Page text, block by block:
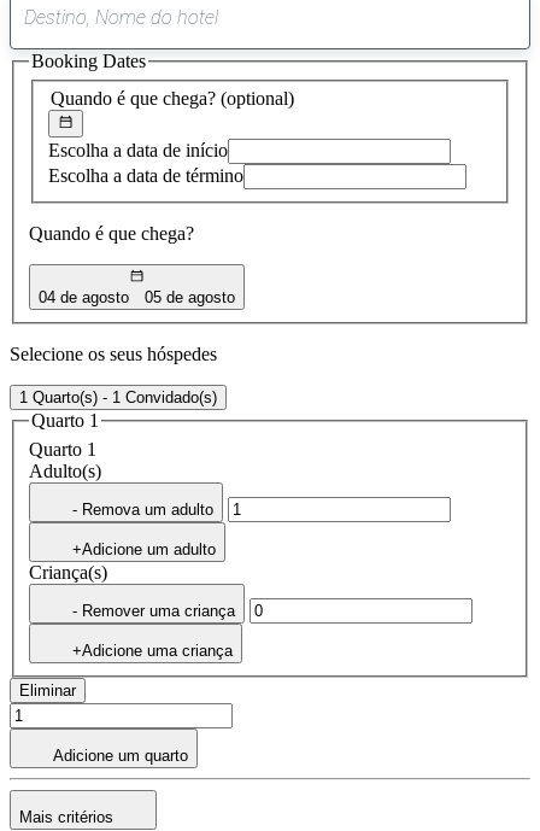
sugestão
encontrada
Quando é que chega? (optional)
Escolha a data de início
Escolha a data de término
Quando é que chega?
04 de agosto 05 de agosto
Booking Dates
Selecione os seus hóspedes
1 Quarto(s) - 1 Convidado(s)
Quarto 1
Quarto 1
Adulto(s)
- Remova um adulto
+Adicione um adulto
Criança(s)
- Remover uma criança
+Adicione uma criança
Eliminar
Adicione um quarto
Mais critérios